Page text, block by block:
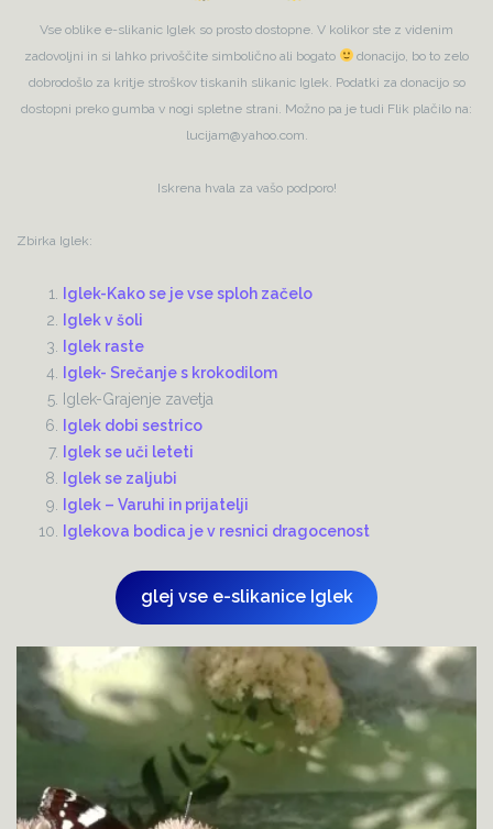
Vse oblike e-slikanic Iglek so prosto dostopne. V kolikor ste z videnim
zadovoljni in si lahko privoščite simbolično ali bogato
donacijo, bo to zelo
dobrodošlo za kritje stroškov tiskanih slikanic Iglek. Podatki za donacijo so
dostopni preko gumba v nogi spletne strani. Možno pa je tudi Flik plačilo na:
lucijam@yahoo.com.
Iskrena hvala za vašo podporo!
Zbirka Iglek:
Iglek-Kako se je vse sploh začelo
Iglek v šoli
Iglek raste
Iglek- Srečanje s krokodilom
Iglek-Grajenje zavetja
Iglek dobi sestrico
Iglek se uči leteti
Iglek se zaljubi
Iglek – Varuhi in prijatelji
Iglekova bodica je v resnici dragocenost
glej vse e-slikanice Iglek